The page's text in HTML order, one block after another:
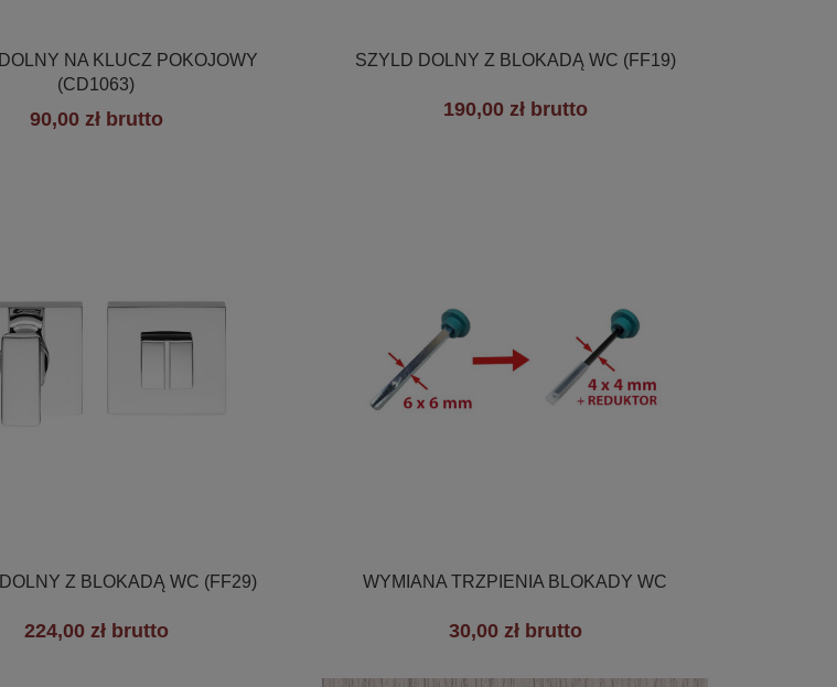
Szybki podgląd
NA KLUCZ POKOJOWY
(CD1063)
90,00 zł brutto
Szybki podgląd
SZYLD DOLNY Z BLOKADĄ WC (FF19)
190,00 zł brutto
Szybki podgląd
Z BLOKADĄ WC (FF29)
224,00 zł brutto
Szybki podgląd
WYMIANA TRZPIENIA BLOKADY WC
30,00 zł brutto